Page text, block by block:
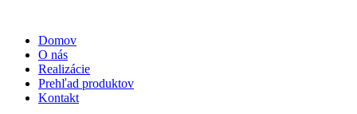
obsah
Domov
O nás
Realizácie
Prehľad produktov
Kontakt